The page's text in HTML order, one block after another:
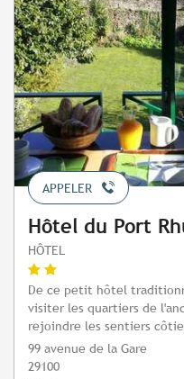
APPELER
Hôtel du Port
HÔTEL
De ce petit hôtel
visiter les quartiers de
rejoindre les sentiers
99 avenue de la Gare
29100